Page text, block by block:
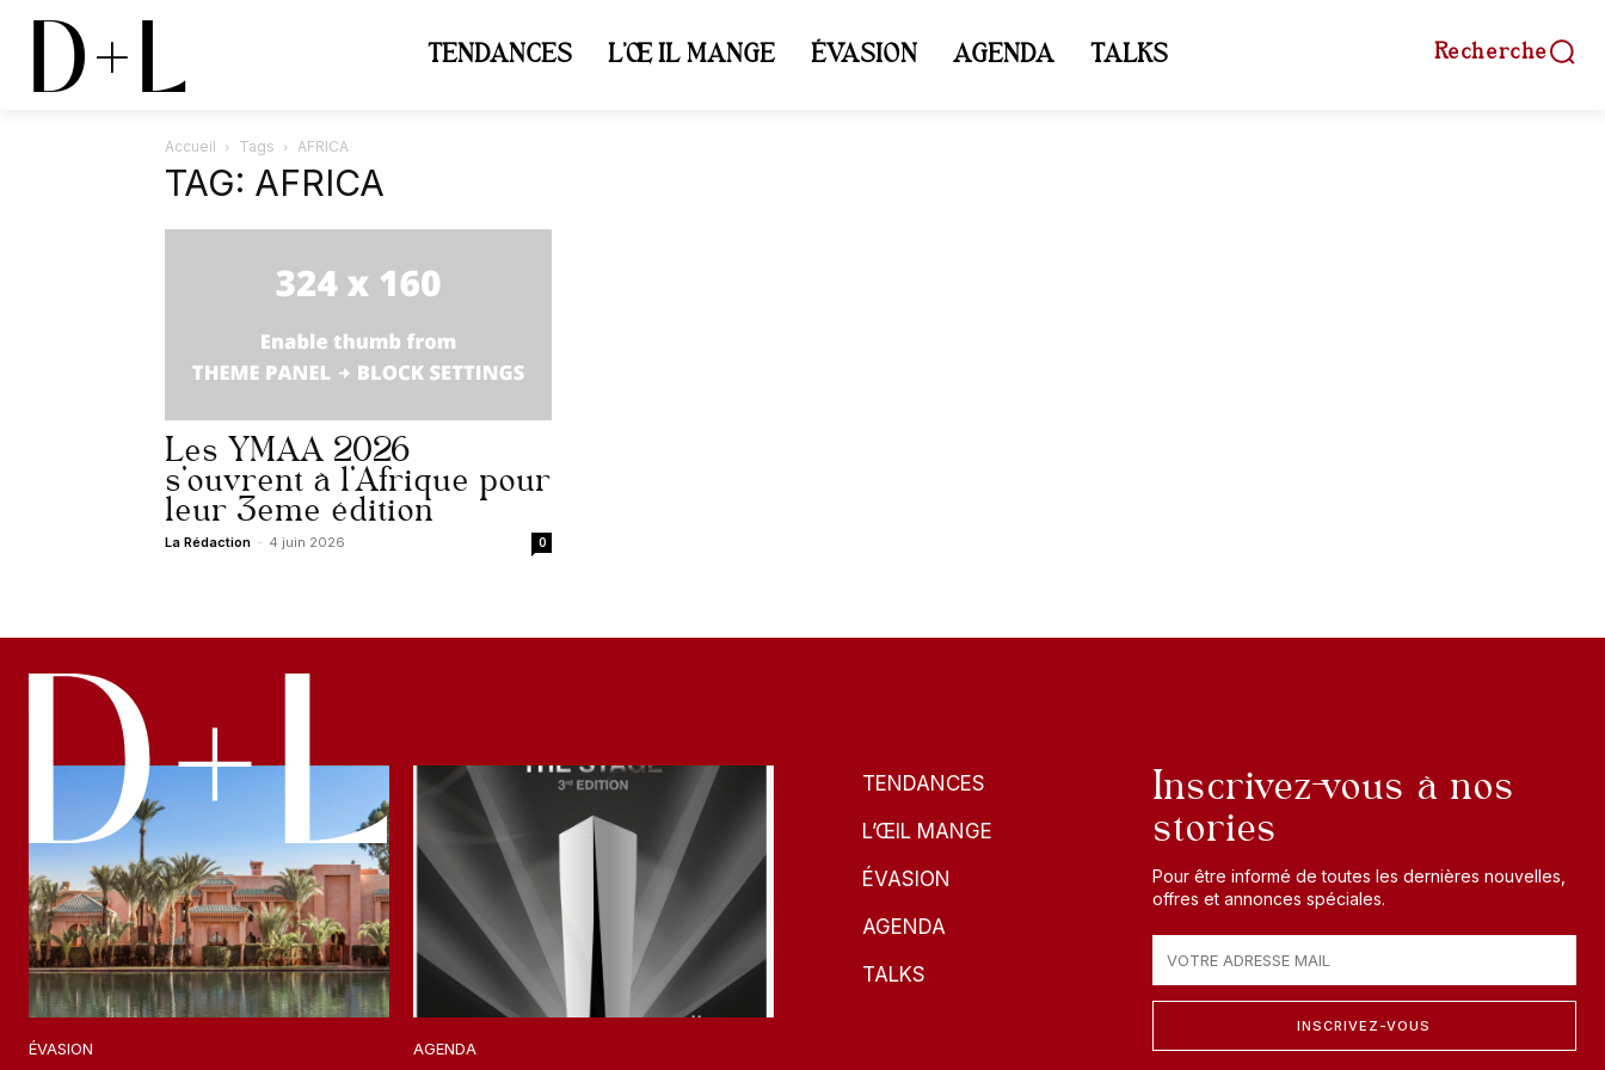
D+L TENDANCES L’ŒIL MANGE ÉVASION AGENDA TALKS Recherche
Accueil Tags AFRICA
TAG: AFRICA
Les YMAA 2026
s’ouvrent à l’Afrique pour
leur 3eme édition
La Rédaction - 4 juin 2026 0
ÉVASION AGENDA
TENDANCES
L’ŒIL MANGE
ÉVASION
AGENDA
TALKS
Inscrivez-vous à nos
stories
Pour être informé de toutes les dernières nouvelles,
offres et annonces spéciales.
INSCRIVEZ-VOUS